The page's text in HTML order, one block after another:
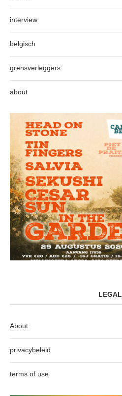
interview
belgisch
grensverleggers
about
LEGAL
About
privacybeleid
terms of use